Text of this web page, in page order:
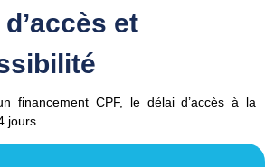
et
financement CPF, le délai d’accès à la
jours